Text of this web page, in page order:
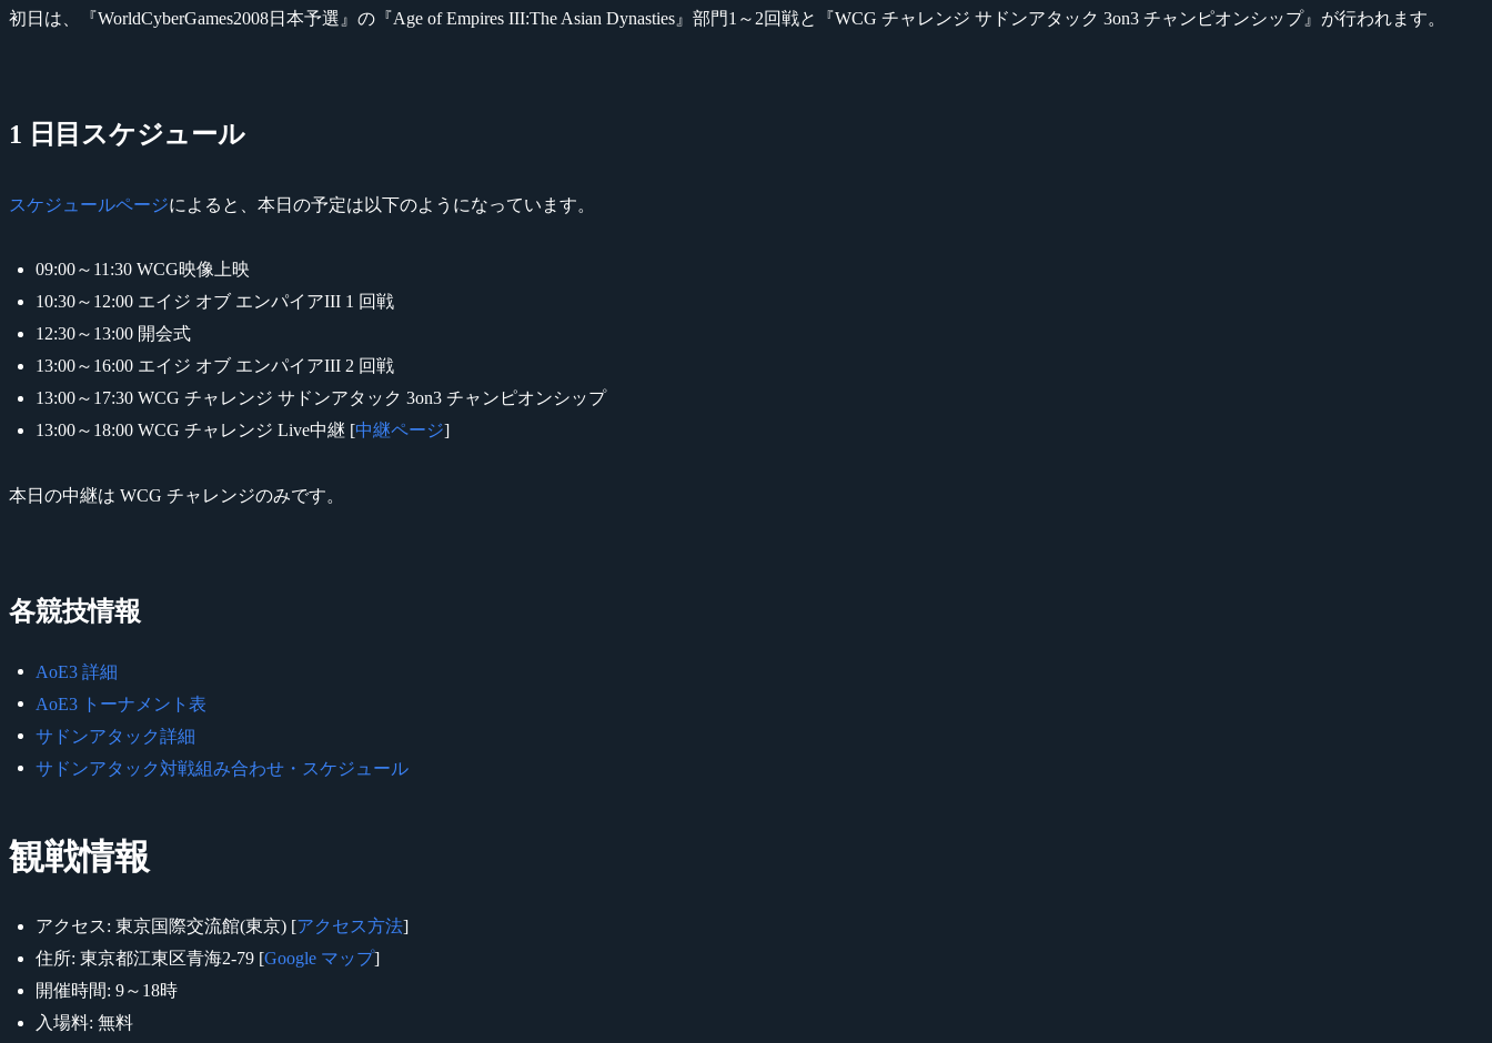
初日は、『WorldCyberGames2008日本予選』の『Age of Empires III:The Asian Dynasties』部門1～2回戦と『WCG チャレンジ サドンアタック 3on3 チャンピオンシップ』が行われます。
1 日目スケジュール
スケジュールページによると、本日の予定は以下のようになっています。
09:00～11:30 WCG映像上映
10:30～12:00 エイジ オブ エンパイアIII 1 回戦
12:30～13:00 開会式
13:00～16:00 エイジ オブ エンパイアIII 2 回戦
13:00～17:30 WCG チャレンジ サドンアタック 3on3 チャンピオンシップ
13:00～18:00 WCG チャレンジ Live中継 [中継ページ]
本日の中継は WCG チャレンジのみです。
各競技情報
AoE3 詳細
AoE3 トーナメント表
サドンアタック詳細
サドンアタック対戦組み合わせ・スケジュール
観戦情報
アクセス: 東京国際交流館(東京) [アクセス方法]
住所: 東京都江東区青海2-79 [Google マップ]
開催時間: 9～18時
入場料: 無料